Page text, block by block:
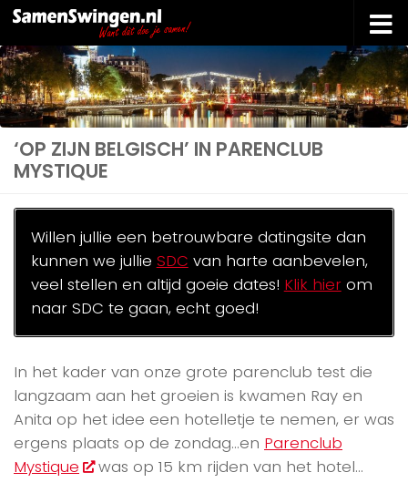
Doorgaan naar inhoud
‘OP ZIJN BELGISCH’ IN PARENCLUB
MYSTIQUE
Willen jullie een betrouwbare datingsite dan
kunnen we jullie SDC van harte aanbevelen,
veel stellen en altijd goeie dates! Klik hierom
naar SDC te gaan, echt goed!
In het kader van onze grote parenclub test die
langzaam aan het groeien is kwamen Ray en
Anita op het idee een hotelletje te nemen, er was
ergens plaats op de zondag…en Parenclub
Mystique
was op 15 km rijden van het hotel…